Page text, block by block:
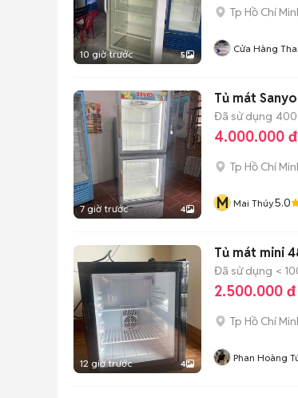
10 giờ trước 5
Tp Hồ Chí
Cửa Hàng
7 giờ trước 4
Tủ mát
Đã sử dụng
4.000.000 đ
Tp Hồ Chí
M Mai Thúy5.0
12 giờ trước 4
Tủ mát mini
Đã sử dụng <
2.500.000 đ
Tp Hồ Chí
Phan Hoàng